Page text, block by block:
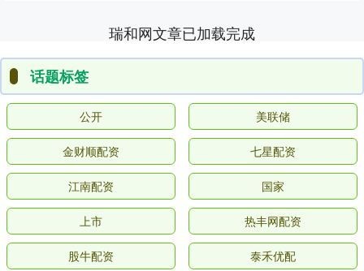
瑞和网文章已加载完成
话题标签
公开 美联储
金财顺配资 七星配资
江南配资 国家
上市 热丰网配资
股牛配资 泰禾优配